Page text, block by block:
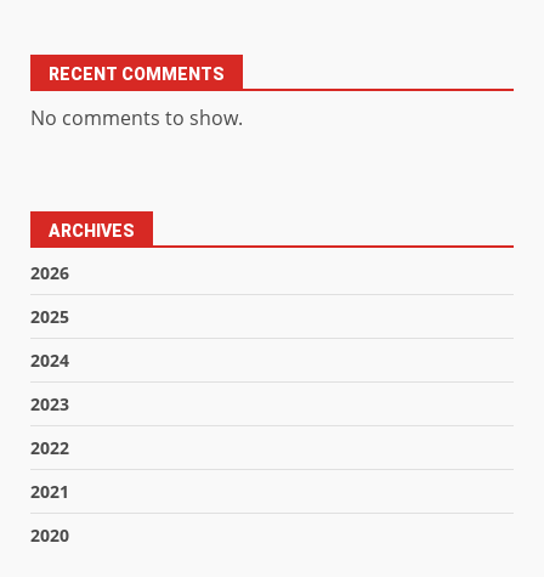
RECENT COMMENTS
No comments to show.
ARCHIVES
2026
2025
2024
2023
2022
2021
2020